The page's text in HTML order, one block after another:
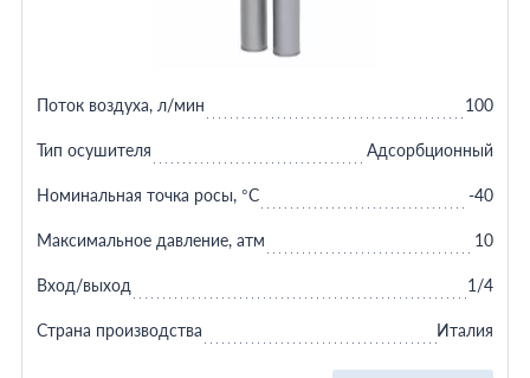
Поток воздуха, л/мин 100
Тип осушителя Адсорбционный
Номинальная точка росы, °C -40
Максимальное давление, атм 10
Вход/выход 1/4
Страна производства Италия